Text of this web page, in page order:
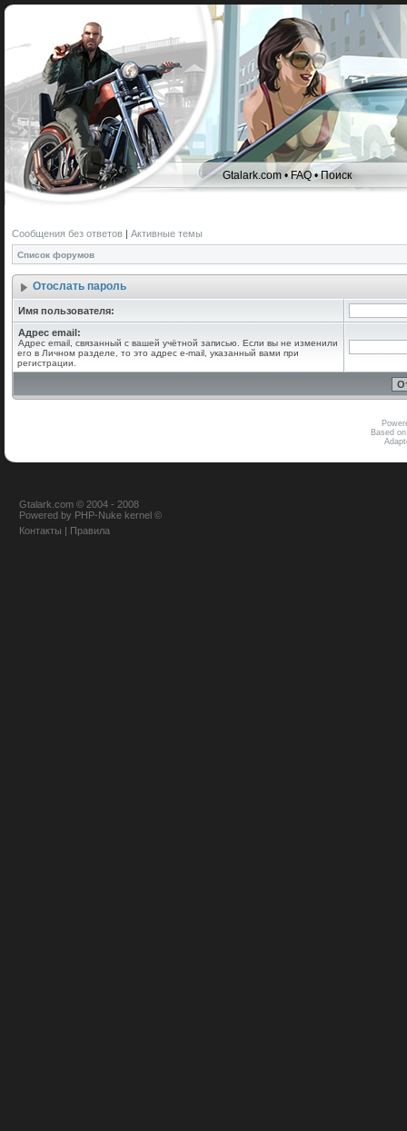
Gtalark.com •FAQ•Поиск
Сообщения без ответов | Активные темы
Список форумов
Отослать пароль
Имя пользователя:
Адрес email:
Адрес email, связанный с вашей учётной записью. Если вы не изменили
его в Личном разделе, то это адрес e-mail, указанный вами при
регистрации.
Based
Gtalark.com © 2004 - 2008
Powered by PHP-Nuke kernel ©
Контакты | Правила